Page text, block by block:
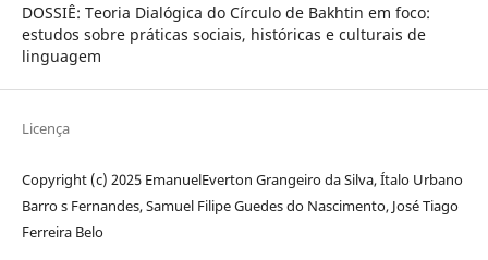
DOSSIÊ: Teoria Dialógica do Círculo de Bakhtin em foco:
estudos sobre práticas sociais, históricas e culturais de
linguagem
Licença
Copyright (c) 2025 EmanuelEverton Grangeiro da Silva, Ítalo Urbano
Barro s Fernandes, Samuel Filipe Guedes do Nascimento, José Tiago
Ferreira Belo